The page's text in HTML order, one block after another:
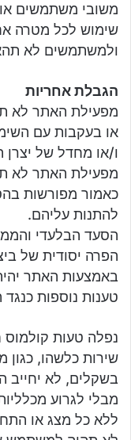
משובי משתמשים
שימוש לכל מטרה
ולמשתמשים לא
הגבלת אחריות
מפעילת האתר לא
או בעקבות עם
ו/או מחדל של יצרן
מפעילת האתר לא
כאמור מפורשות
להתנות עליהם.
הסעד הבלעדי
הפרה יסודית של
באמצעות האתר
טענות נוספות
נפלה טעות קולמוס
שירות כלשהו, כגון
בשקלים, לא
מבלי לגרוע